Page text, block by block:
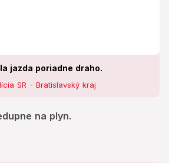
jazda poriadne draho.
SR - Bratislavský kraj
na plyn.